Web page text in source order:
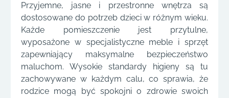
Przyjemne, jasne i przestronne wnętrza są
dostosowane do potrzeb dzieci w różnym wieku.
Każde pomieszczenie jest przytulne,
wyposażone w specjalistyczne meble i sprzęt
zapewniający maksymalne bezpieczeństwo
maluchom. Wysokie standardy higieny są tu
zachowywane w każdym calu, co sprawia, że
rodzice mogą być spokojni o zdrowie swoich